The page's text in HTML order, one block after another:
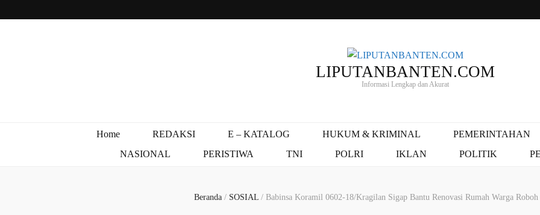
LIPUTANBANTEN.COM
Informasi Lengkap dan Akurat
Home REDAKSI E – KATALOG HUKUM & KRIMINAL
PEMERINTAHAN
NASIONAL
PERISTIWA TNI POLRI IKLAN POLITIK
Beranda / SOSIAL / Babinsa Koramil 0602-18/Kragilan Sigap Bantu Renovasi Rumah Warga